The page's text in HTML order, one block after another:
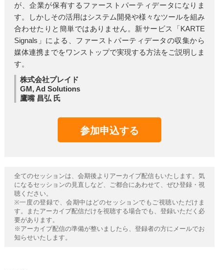
が、企業が保有するファーストパーティデータになりま
す。しかしその活用はシステム開発や様々なツールを組み
合わせたりと簡単ではありません。新サービス「KARTE
Signals」による、ファーストパーティデータの収集から
媒体連携までをワンストップで実現する方法をご説明しま
す。
株式会社プレイド
GM, Ad Solutions
鷹嘴 昌弘 氏
参加申込する
全てのセッションは、会期後よりアーカイブ配信もいたします。気
になるセッションの見直しなど、ご都合にあわせて、ぜひ登録・視
聴ください。
※一度の登録で、会期中はどのセッションでもご視聴いただけま
す。またアーカイブ配信だけを視聴する場合でも、登録いただく必
要があります。
※アーカイブ配信の準備が整いましたら、登録者の方にメールでお
知らせいたします。